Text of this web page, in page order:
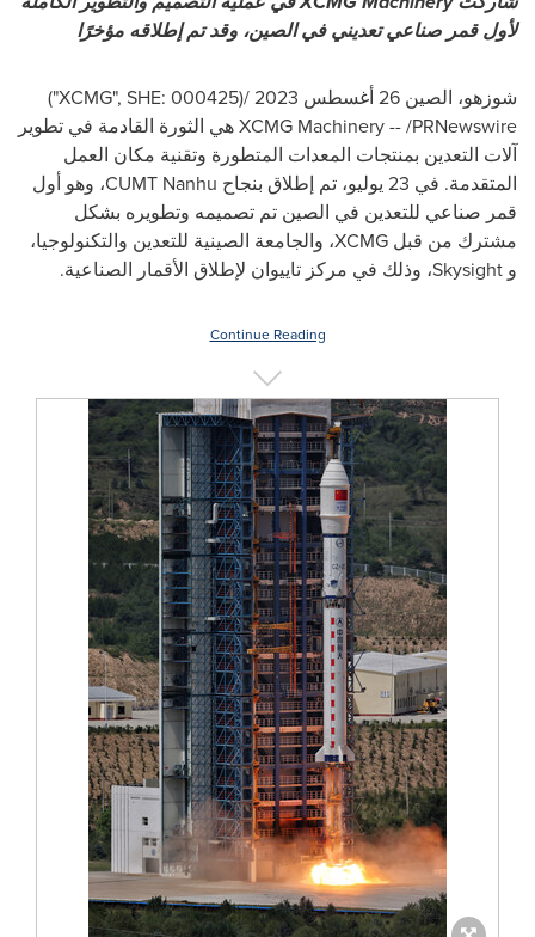
لأول قمر صناعي تعديني في الصين، وقد تم إطلاقه مؤخرًا
شوزهو، الصين 26 أغسطس 2023 /
("XCMG", SHE: 000425)
XCMG Machinery -- /PRNewswireهي الثورة القادمة في تطوير
آلات التعدين بمنتجات المعدات المتطورة وتقنية مكان العمل
المتقدمة. في 23 يوليو، تم إطلاق بنجاح CUMT Nanhu، وهو أول
قمر صناعي للتعدين في الصين تم تصميمه وتطويره بشكل
مشترك من قبل XCMG، والجامعة الصينية للتعدين والتكنولوجيا،
و Skysight، وذلك في مركز تاييوان لإطلاق الأقمار الصناعية.
Continue Reading